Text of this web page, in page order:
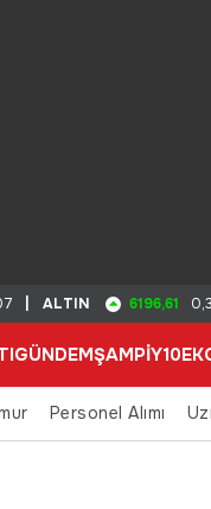
ALTIN 6196,61
GÜNDEMŞAMPİY10
Personel Alımı